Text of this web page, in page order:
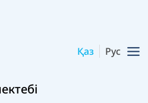
Қаз Рус